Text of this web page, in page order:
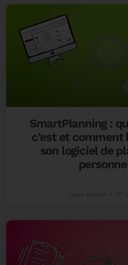
SmartPlanning :
c’est et comment
son logiciel de